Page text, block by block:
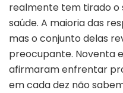
realmente tem tirado o
saúde. A maioria das
mas o conjunto delas
preocupante. Noventa
afirmaram enfrentar
em cada dez não